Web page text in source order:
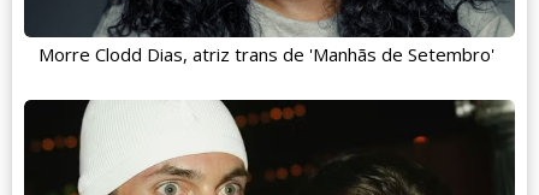
Morre Clodd Dias, atriz trans de 'Manhãs de Setembro'